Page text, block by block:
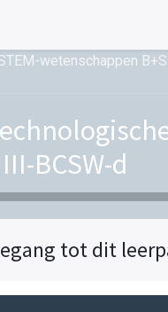
wetenschappen
BCSW-d
tot dit